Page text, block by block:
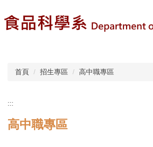
到
主
首頁 招生專區 高中職專區
:::
高中職專區